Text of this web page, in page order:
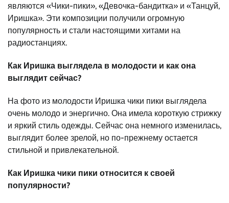
являются «Чики-пики», «Девочка-бандитка» и «Танцуй,
Иришка». Эти композиции получили огромную
популярность и стали настоящими хитами на
радиостанциях.
Как Иришка выглядела в молодости и как она
выглядит сейчас?
На фото из молодости Иришка чики пики выглядела
очень молодо и энергично. Она имела короткую стрижку
и яркий стиль одежды. Сейчас она немного изменилась,
выглядит более зрелой, но по-прежнему остается
стильной и привлекательной.
Как Иришка чики пики относится к своей
популярности?